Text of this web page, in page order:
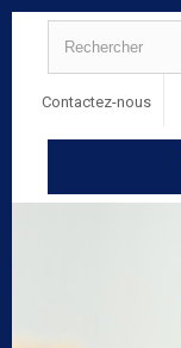
Contactez-nous